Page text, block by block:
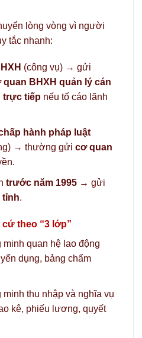
lòng vòng vì người
tắc nhanh:
(công vụ) → gửi
BHXH quản lý cán
trực tiếpnếu tố cáo lãnh
hành pháp luật
→ thường gửi cơ quan
trước năm 1995→ gửi
tỉnh.
theo “3 lớp”
quan hệ lao động
dụng, bảng chấm
thu nhập và nghĩa vụ
kê, phiếu lương, quyết